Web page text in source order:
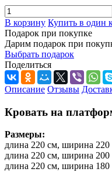
В корзину Купить в один
Подарок при покупке
Дарим подарок при
Выбрать подарок
Поделиться
Описание Отзывы
Кровать на
Размеры:
длина 220 см, ширина 220
длина 220 см, ширина 200
длина 220 см, ширина 180